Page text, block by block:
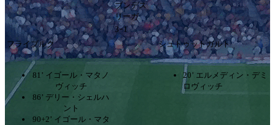
ブンデス
リーガ
3ｰ1
フライブルク
シュトゥットガルト
81’ イゴール・マタノ
ヴィッチ
86’ デリー・シェルハ
ント
90+2’ イゴール・マタ
20’ エルメディン・デミ
ロヴィッチ